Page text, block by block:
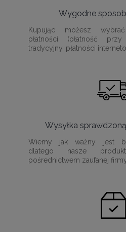
Wygodne
Kupując możesz
płatności (płatność
tradycyjny, płatności
Wysyłka
Wiemy jak ważny jest
dlatego nasze
pośrednictwem zaufanej